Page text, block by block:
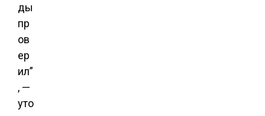
ды
пр
ов
ер
ил”
, —
уто